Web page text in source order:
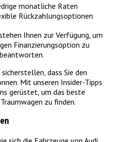
monatliche Raten
Rückzahlungsoptionen
Ihnen zur Verfügung, um
Finanzierungsoption zu
dass Sie den
Mit unseren Insider-Tipps
gerüstet, um das beste
zu finden.